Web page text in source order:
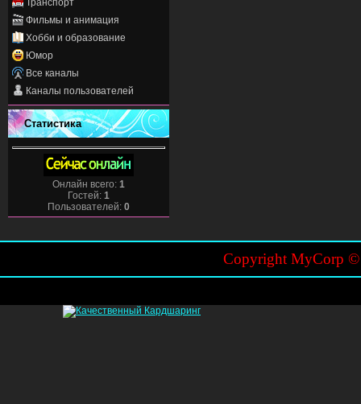
Фильмы и анимация
Хобби и образование
Юмор
Все каналы
Каналы пользователей
Статистика
Онлайн всего: 1
Гостей: 1
Пользователей: 0
Copyright MyCorp